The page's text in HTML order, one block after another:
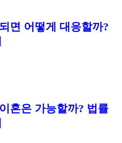
면 어떻게 대응할까?
혼은 가능할까? 법률